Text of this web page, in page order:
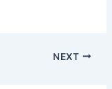
NEXT